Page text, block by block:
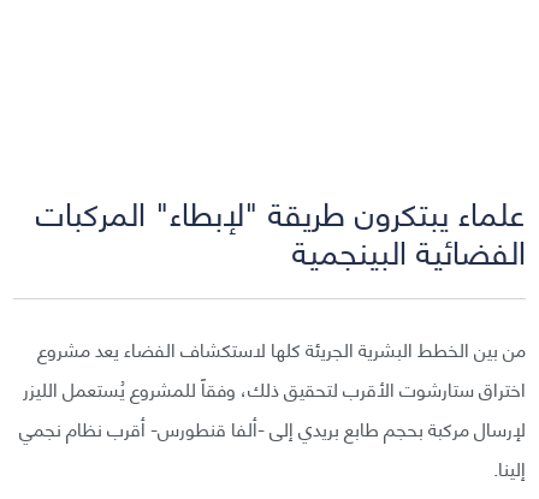
علماء يبتكرون طريقة "لإبطاء" المركبات
الفضائية البينجمية
من بين الخطط البشرية الجريئة كلها لاستكشاف الفضاء يعد مشروع
اختراق ستارشوت الأقرب لتحقيق ذلك، وفقاً للمشروع يُستعمل الليزر
لإرسال مركبة بحجم طابع بريدي إلى -ألفا قنطورس- أقرب نظام نجمي
إلينا.